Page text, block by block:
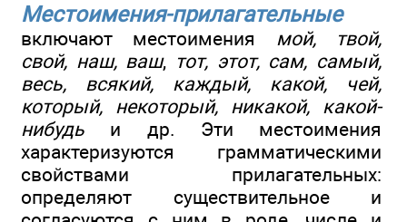
Местоимения-прилагательные
включают местоимения мой, твой,
свой, наш, ваш, тот, этот, сам, самый,
весь, всякий, каждый, какой, чей,
который, некоторый, никакой, какой-
нибудь и др. Эти местоимения
характеризуются грамматическими
свойствами прилагательных:
определяют существительное и